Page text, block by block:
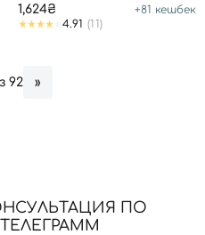
1,624₴ +81 кешбек
4.91 (11)
92 »
ПО